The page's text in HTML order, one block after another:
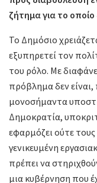
ζήτημα για το
Το Δημόσιο
εξυπηρετεί τον
του ρόλο. Με
πρόβλημα δεν
μονοσήμαντα
Δημοκρατία,
εφαρμόζει ούτε τους
γενικευμένη
πρέπει να
μια κυβέρνηση που